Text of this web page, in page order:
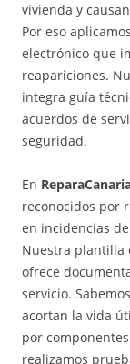
vivienda y
Por eso
electrónico que
reapariciones.
integra guía
acuerdos de
seguridad.
En
reconocidos por
en incidencias de
Nuestra plantilla
ofrece
servicio.
acortan la vida
por
realizamos